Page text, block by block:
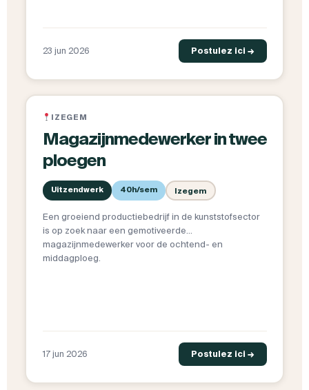
23 jun 2026 Postulez ici →
IZEGEM
Magazijnmedewerker in twee
ploegen
Uitzendwerk 40h/sem Izegem
Een groeiend productiebedrijf in de kunststofsector
is op zoek naar een gemotiveerde
magazijnmedewerker voor de ochtend- en
middagploeg.
17 jun 2026 Postulez ici →